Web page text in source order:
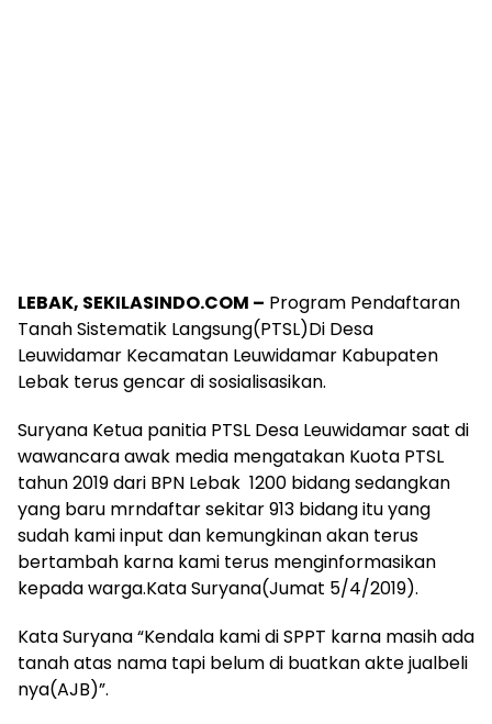
LEBAK, SEKILASINDO.COM – Program Pendaftaran
Tanah Sistematik Langsung(PTSL)Di Desa
Leuwidamar Kecamatan Leuwidamar Kabupaten
Lebak terus gencar di sosialisasikan.
Suryana Ketua panitia PTSL Desa Leuwidamar saat di
wawancara awak media mengatakan Kuota PTSL
tahun 2019 dari BPN Lebak 1200 bidang sedangkan
yang baru mrndaftar sekitar 913 bidang itu yang
sudah kami input dan kemungkinan akan terus
bertambah karna kami terus menginformasikan
kepada warga.Kata Suryana(Jumat 5/4/2019).
Kata Suryana “Kendala kami di SPPT karna masih ada
tanah atas nama tapi belum di buatkan akte jualbeli
nya(AJB)”.